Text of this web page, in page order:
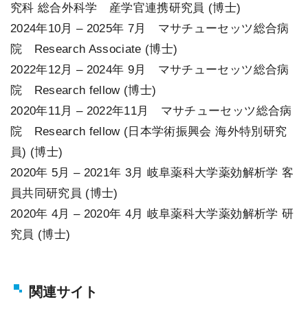
究科 総合外科学 産学官連携研究員 (博士)
2024年10月 – 2025年 7月 マサチューセッツ総合病
院 Research Associate (博士)
2022年12月 – 2024年 9月 マサチューセッツ総合病
院 Research fellow (博士)
2020年11月 – 2022年11月 マサチューセッツ総合病
院 Research fellow (日本学術振興会 海外特別研究
員) (博士)
2020年 5月 – 2021年 3月 岐阜薬科大学薬効解析学 客
員共同研究員 (博士)
2020年 4月 – 2020年 4月 岐阜薬科大学薬効解析学 研
究員 (博士)
関連サイト